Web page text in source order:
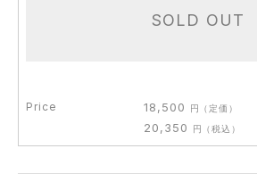
SOLD OUT
Price 18,500 円 （定価）
20,350 円 （税込）